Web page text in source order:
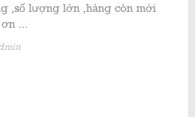
,số lượng lớn ,hàng còn mới
...